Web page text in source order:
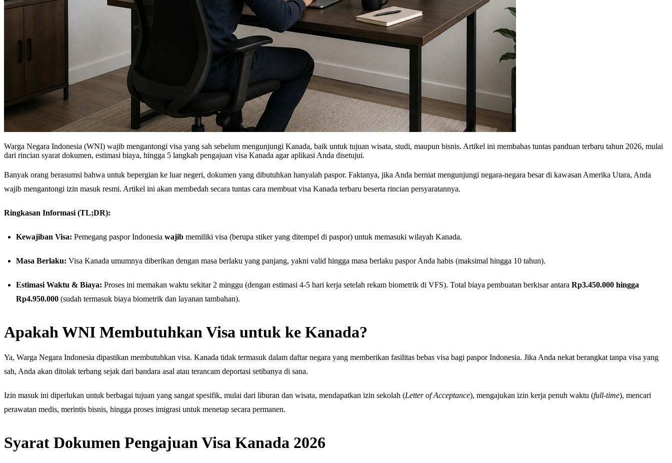
Warga Negara Indonesia (WNI) wajib mengantongi visa yang sah sebelum mengunjungi Kanada, baik untuk tujuan wisata, studi, maupun bisnis. Artikel ini membahas tuntas panduan terbaru tahun 2026, mulai
dari rincian syarat dokumen, estimasi biaya, hingga 5 langkah pengajuan visa Kanada agar aplikasi Anda disetujui.
Banyak orang berasumsi bahwa untuk bepergian ke luar negeri, dokumen yang dibutuhkan hanyalah paspor. Faktanya, jika Anda berniat mengunjungi negara-negara besar di kawasan Amerika Utara, Anda
wajib mengantongi izin masuk resmi. Artikel ini akan membedah secara tuntas cara membuat visa Kanada terbaru beserta rincian persyaratannya.
Ringkasan Informasi (TL;DR):
Kewajiban Visa: Pemegang paspor Indonesia wajib memiliki visa (berupa stiker yang ditempel di paspor) untuk memasuki wilayah Kanada.
Masa Berlaku: Visa Kanada umumnya diberikan dengan masa berlaku yang panjang, yakni valid hingga masa berlaku paspor Anda habis (maksimal hingga 10 tahun).
Estimasi Waktu & Biaya: Proses ini memakan waktu sekitar 2 minggu (dengan estimasi 4-5 hari kerja setelah rekam biometrik di VFS). Total biaya pembuatan berkisar antara Rp3.450.000 hingga
Rp4.950.000 (sudah termasuk biaya biometrik dan layanan tambahan).
Apakah WNI Membutuhkan Visa untuk ke Kanada?
Ya, Warga Negara Indonesia dipastikan membutuhkan visa. Kanada tidak termasuk dalam daftar negara yang memberikan fasilitas bebas visa bagi paspor Indonesia. Jika Anda nekat berangkat tanpa visa yang
sah, Anda akan ditolak terbang sejak dari bandara asal atau terancam deportasi setibanya di sana.
Izin masuk ini diperlukan untuk berbagai tujuan yang sangat spesifik, mulai dari liburan dan wisata, mendapatkan izin sekolah (Letter of Acceptance), mengajukan izin kerja penuh waktu (full-time), mencari
perawatan medis, merintis bisnis, hingga proses imigrasi untuk menetap secara permanen.
Syarat Dokumen Pengajuan Visa Kanada 2026